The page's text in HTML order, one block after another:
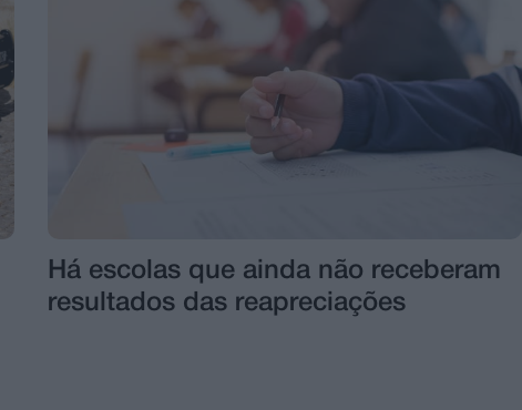
Há escolas que ainda não receberam
resultados das reapreciações